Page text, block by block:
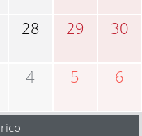
28 29 30
4 5 6